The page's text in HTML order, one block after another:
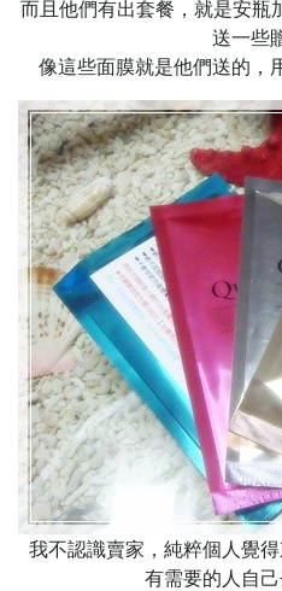
而且他們有出套餐，就是安瓶
送一些
像這些面膜就是他們送的，
我不認識賣家，純粹個人覺
有需要的人自己